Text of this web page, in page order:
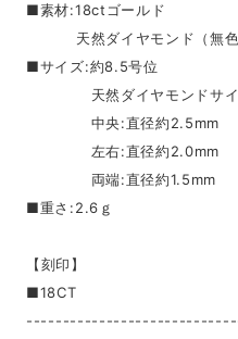
■素材:18ctゴールド
天然ダイヤモンド（無色
■サイズ:約8.5号位
天然ダイヤモンドサイ
中央:直径約2.5mm
左右:直径約2.0mm
両端:直径約1.5mm
■重さ:2.6ｇ
【刻印】
■18CT